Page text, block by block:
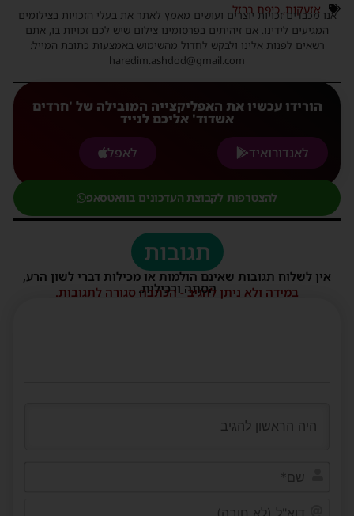
אזעקות,כיפת ברזל
אנו מכבדים זכויות יוצרים ועושים מאמץ לאתר את בעלי הזכויות בצילומים
המגיעים לידינו. אם זיהיתים בפרסומינו צילום שיש לכם זכויות בו, אתם
רשאים לפנות אלינו ולבקש לחדול מהשימוש באמצעות כתובת המייל:
haredim.ashdod@gmail.com
הורידו עכשיו את האפליקצייה המובילה של 'חרדים
אשדוד' אליכם לנייד
לאנדורואיד
לאפל
להצטרפות לקבוצת העדכונים בוואטסאפ
תגובות
אין לשלוח תגובות שאינם הולמות או מכילות דברי לשון הרע,
הסתה ורכילות.
במידה ולא ניתן להגיב - הכתבה סגורה לתגובות.